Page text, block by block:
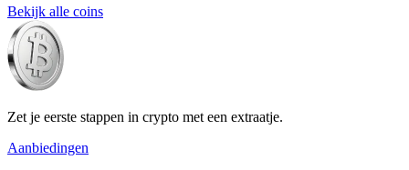
Bekijk alle coins
Zet je eerste stappen in crypto met een extraatje.
Aanbiedingen